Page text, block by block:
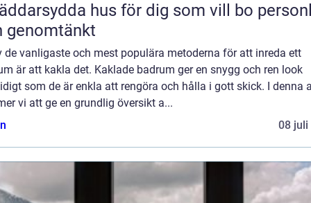
hus för dig som vill bo
genomtänkt
de vanligaste och mest populära metoderna för att inreda ett
är att kakla det. Kaklade badrum ger en snygg och ren look
som de är enkla att rengöra och hålla i gott skick. I denna
vi att ge en grundlig översikt a...
08 juli